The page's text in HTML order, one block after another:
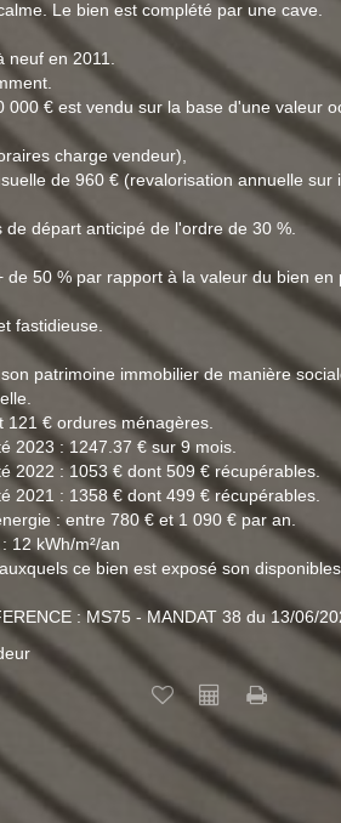
Le bien est complété par une cave.
en 2011.
000 € est vendu sur la base d'une valeur
charge vendeur),
de 960 € (revalorisation annuelle sur
départ anticipé de l'ordre de 30 %.
de 50 % par rapport à la valeur du bien en
fastidieuse.
patrimoine immobilier de manière
121 € ordures ménagères.
2023 : 1247.37 € sur 9 mois.
2022 : 1053 € dont 509 € récupérables.
2021 : 1358 € dont 499 € récupérables.
: entre 780 € et 1 090 € par an.
12 kWh/m²/an
ce bien est exposé son
: MS75 - MANDAT 38 du 13/06/